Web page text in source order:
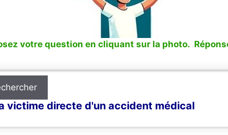
votre question en cliquant sur la photo.
victime directe d'un accident médical